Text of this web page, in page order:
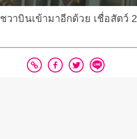
าบินเข้ามาอีกด้วย เชื่อสัตว์ 2